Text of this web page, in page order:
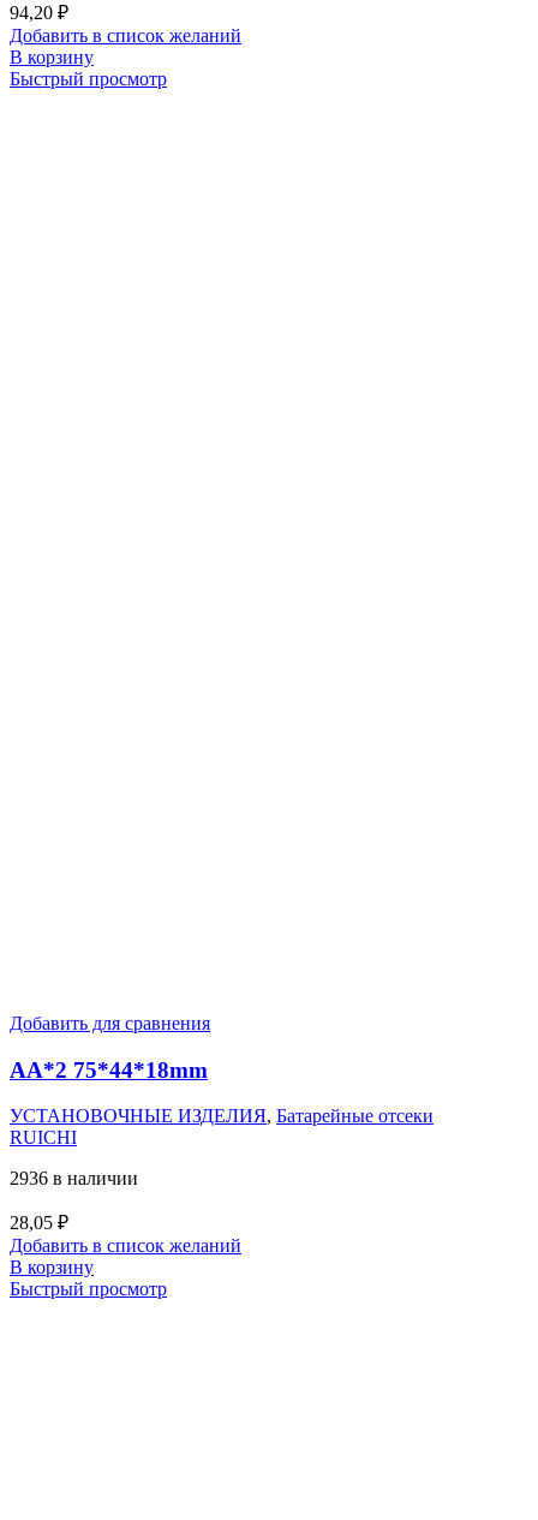
94,20 ₽
Добавить в список желаний
В корзину
Быстрый просмотр
Добавить для сравнения
AA*2 75*44*18mm
УСТАНОВОЧНЫЕ ИЗДЕЛИЯ, Батарейные отсеки
RUICHI
2936 в наличии
28,05 ₽
Добавить в список желаний
В корзину
Быстрый просмотр